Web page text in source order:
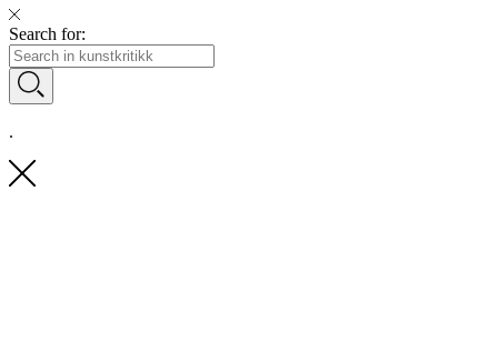
Search for:
.